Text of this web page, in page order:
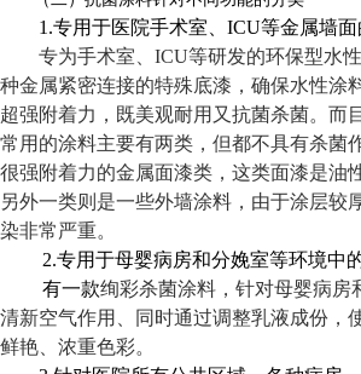
1.专用于医院手术室、 ICU等金属墙
专为手术室、 ICU等研发的环保型水
种金属紧密连接的特殊底漆，确保水性涂
超强附着力，既美观耐用又抗菌杀菌。而
常用的涂料主要有两类，但都不具有杀菌
很强附着力的金属面漆类，这类面漆是油
另外一类则是一些外墙涂料，由于涂层较
染非常严重。
2.专用于母婴病房和分娩室等环境中
有一款绚彩杀菌涂料，针对母婴病房
清新空气作用、同时通过调整乳液成份，
鲜艳、浓重色彩。